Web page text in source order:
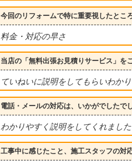
今回のリフォームで特に重要視したとこ
料金・対応の早さ
当店の「無料出張お見積りサービス」を
ていねいに説明をしてもらいわか
電話・メールの対応は、いかがでしたで
わかりやすく説明をしてくれました
工事中に感じたこと、施工スタッフの対